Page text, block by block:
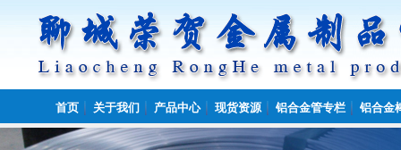
首页 关于我们 产品中心 现货资源 铝合金管专栏 铝合金